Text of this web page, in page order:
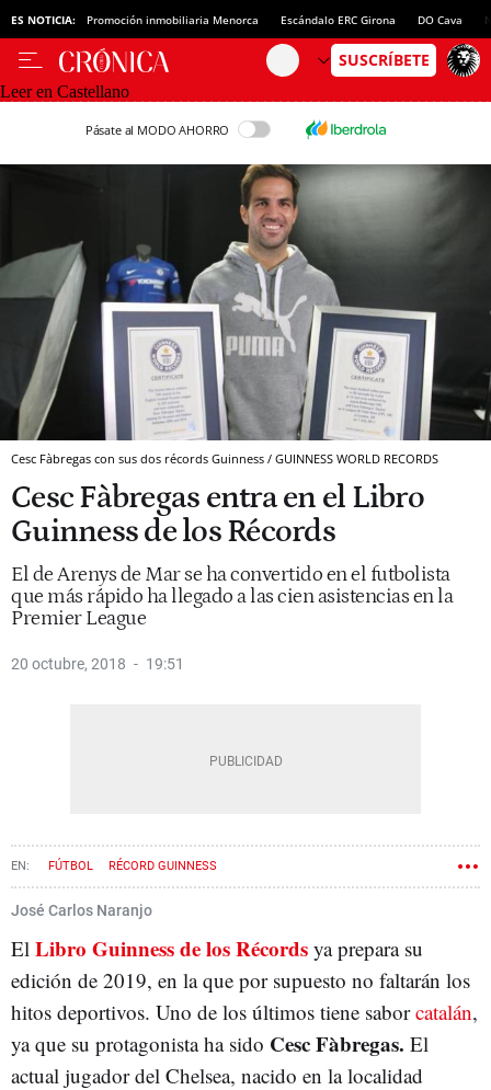
ES NOTICIA: Promoción inmobiliaria Menorca Escándalo ERC Girona DO Cava
Leer en Castellano
Pásate al MODO AHORRO
Cesc Fàbregas con sus dos récords Guinness / GUINNESS WORLD RECORDS
Cesc Fàbregas entra en el Libro
Guinness de los Récords
El de Arenys de Mar se ha convertido en el futbolista
que más rápido ha llegado a las cien asistencias en la
Premier League
20 octubre, 2018 19:51
FÚTBOL RÉCORD GUINNESS
José Carlos Naranjo
El Libro Guinness de los Récords ya prepara su
edición de 2019, en la que por supuesto no faltarán los
hitos deportivos. Uno de los últimos tiene saborcatalán,
ya que su protagonista ha sido Cesc Fàbregas. El
actual jugador del Chelsea, nacido en la localidad